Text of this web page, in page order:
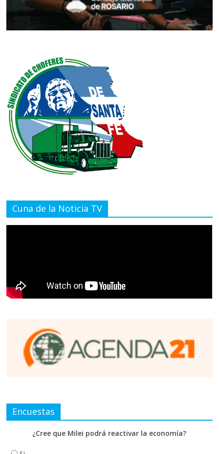
Cuna de la Noticia TV
Encuestas
¿Cree que Milei podrá reactivar la economía?